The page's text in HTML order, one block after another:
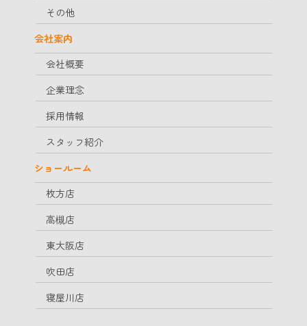
その他
会社案内
会社概要
企業理念
採用情報
スタッフ紹介
ショールーム
枚方店
高槻店
東大阪店
吹田店
寝屋川店